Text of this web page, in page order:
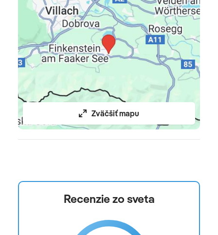
Poznámka
pobytová taxa platí sa na mieste cca 2,50 EUR/osoba
nad 15 rokov/noc • domáce zvieratá cca 15 EUR/deň
Zväčšiť mapu
Recenzie zo sveta